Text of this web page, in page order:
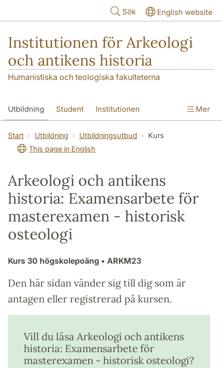
Sök English website
Institutionen för Arkeologi
och antikens historia
Humanistiska och teologiska fakulteterna
Utbildning Student Institutionen
Forskning Kontakt
Mer
Start Utbildning Utbildningsutbud
Kurs
This page in English
Arkeologi och antikens
historia: Examensarbete för
masterexamen - historisk
osteologi
Kurs 30 högskolepoäng • ARKM23
Den här sidan vänder sig till dig som är
antagen eller registrerad på kursen.
Vill du läsa Arkeologi och antikens
historia: Examensarbete för
masterexamen - historisk osteologi?